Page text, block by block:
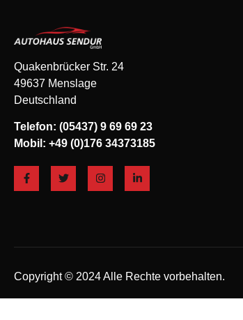
Quakenbrücker Str. 24
49637 Menslage
Deutschland
Telefon: (05437) 9 69 69 23
Mobil: +49 (0)176 34373185
Copyright © 2024 Alle Rechte vorbehalten.